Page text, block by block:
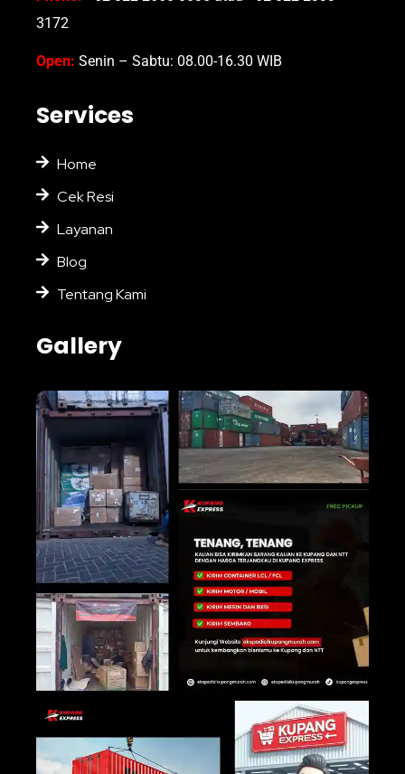
3172
Open: Senin – Sabtu: 08.00-16.30 WIB
Services
Home
Cek Resi
Layanan
Blog
Tentang Kami
Gallery